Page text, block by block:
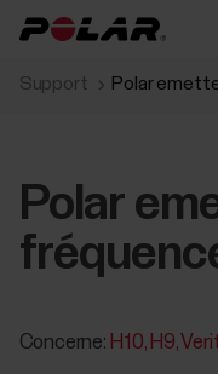
Support Polar
Polar
Concerne: H10 H9